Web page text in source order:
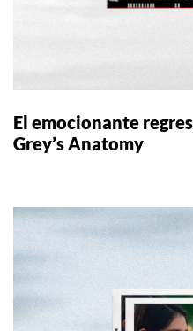
El emocionante
Grey’s Anatomy